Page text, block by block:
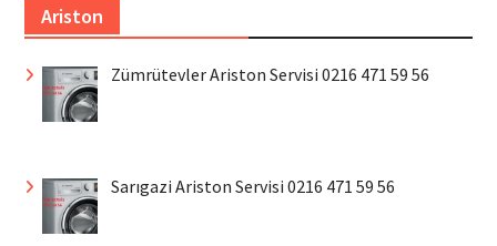
Ariston
Zümrütevler Ariston Servisi 0216 471 59 56
Sarıgazi Ariston Servisi 0216 471 59 56